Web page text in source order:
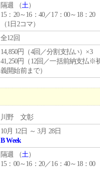
隔週 （土）
15：20～16：40／17：00～18：20
（1日2コマ）
全12回
14,850円（4回／分割支払い）×3
41,250円（12回／一括前納支払※
義開始前まで）
川野 文彰
10月 12日 ～ 3月 28日
B Week
隔週 （土）
15：00～16：20／16：40～18：00